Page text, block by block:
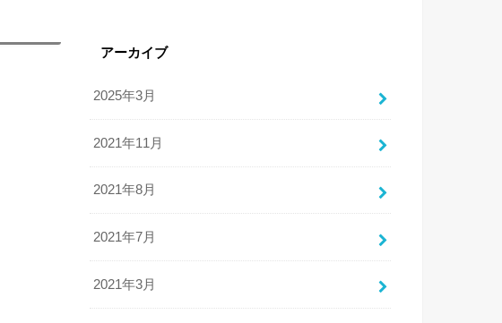
アーカイブ
2025年3月
2021年11月
2021年8月
2021年7月
2021年3月